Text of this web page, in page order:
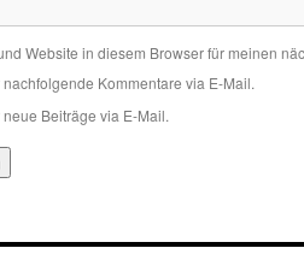
Website in diesem Browser für meinen
Kommentare via E-Mail.
Beiträge via E-Mail.